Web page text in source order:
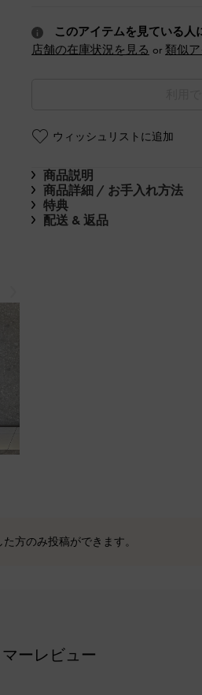
このアイテムを見ている人
店舗の在庫状況を見る or 類似
ウィッシュリストに追加
商品説明
商品詳細 / お手入れ方法
特典
配送 & 返品
方のみ投稿ができます。
ーレビュー